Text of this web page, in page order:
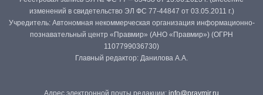
изменений в свидетельство ЭЛ ФС 77-44847 от 03.05.2011 г.)
Учредитель: Автономная некоммерческая организация информационно-
познавательный центр «Правмир» (АНО «Правмир») (ОГРН
1107799036730)
Главный редактор: Данилова А.А.
Адрес электронной почты редакции: info@pravmir.ru